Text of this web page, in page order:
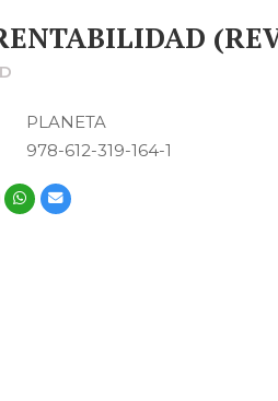
PLANETA
978-612-319-164-1